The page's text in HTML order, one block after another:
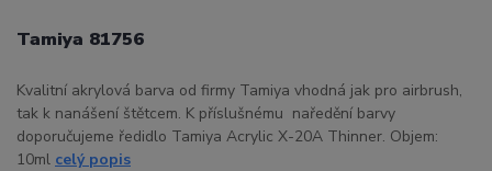
Tamiya 81756
Kvalitní akrylová barva od firmy Tamiya vhodná jak pro airbrush,
tak k nanášení štětcem. K příslušnému naředění barvy
doporučujeme ředidlo Tamiya Acrylic X-20A Thinner. Objem:
10ml celý popis